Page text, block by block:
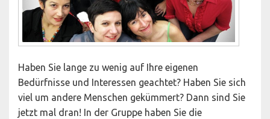
Haben Sie lange zu wenig auf Ihre eigenen
Bedürfnisse und Interessen geachtet? Haben Sie sich
viel um andere Menschen gekümmert? Dann sind Sie
jetzt mal dran! In der Gruppe haben Sie die